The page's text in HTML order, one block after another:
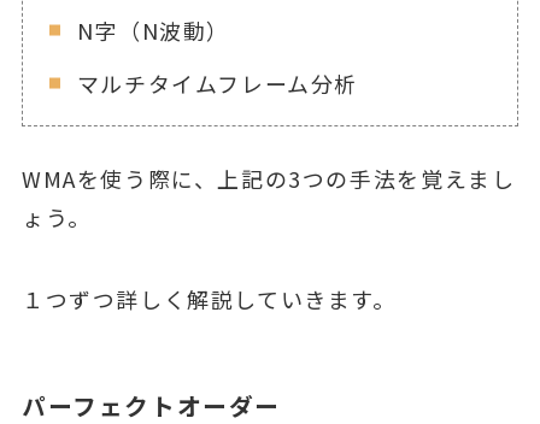
N字（N波動）
マルチタイムフレーム分析
WMAを使う際に、上記の3つの手法を覚えまし
ょう。
１つずつ詳しく解説していきます。
パーフェクトオーダー